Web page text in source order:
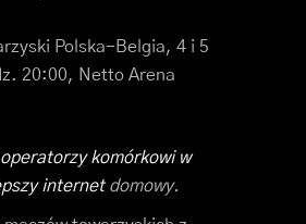
Polska-Belgia, 4 i 5
20:00, Netto Arena
operatorzy komórkowi w
internetdomowy.